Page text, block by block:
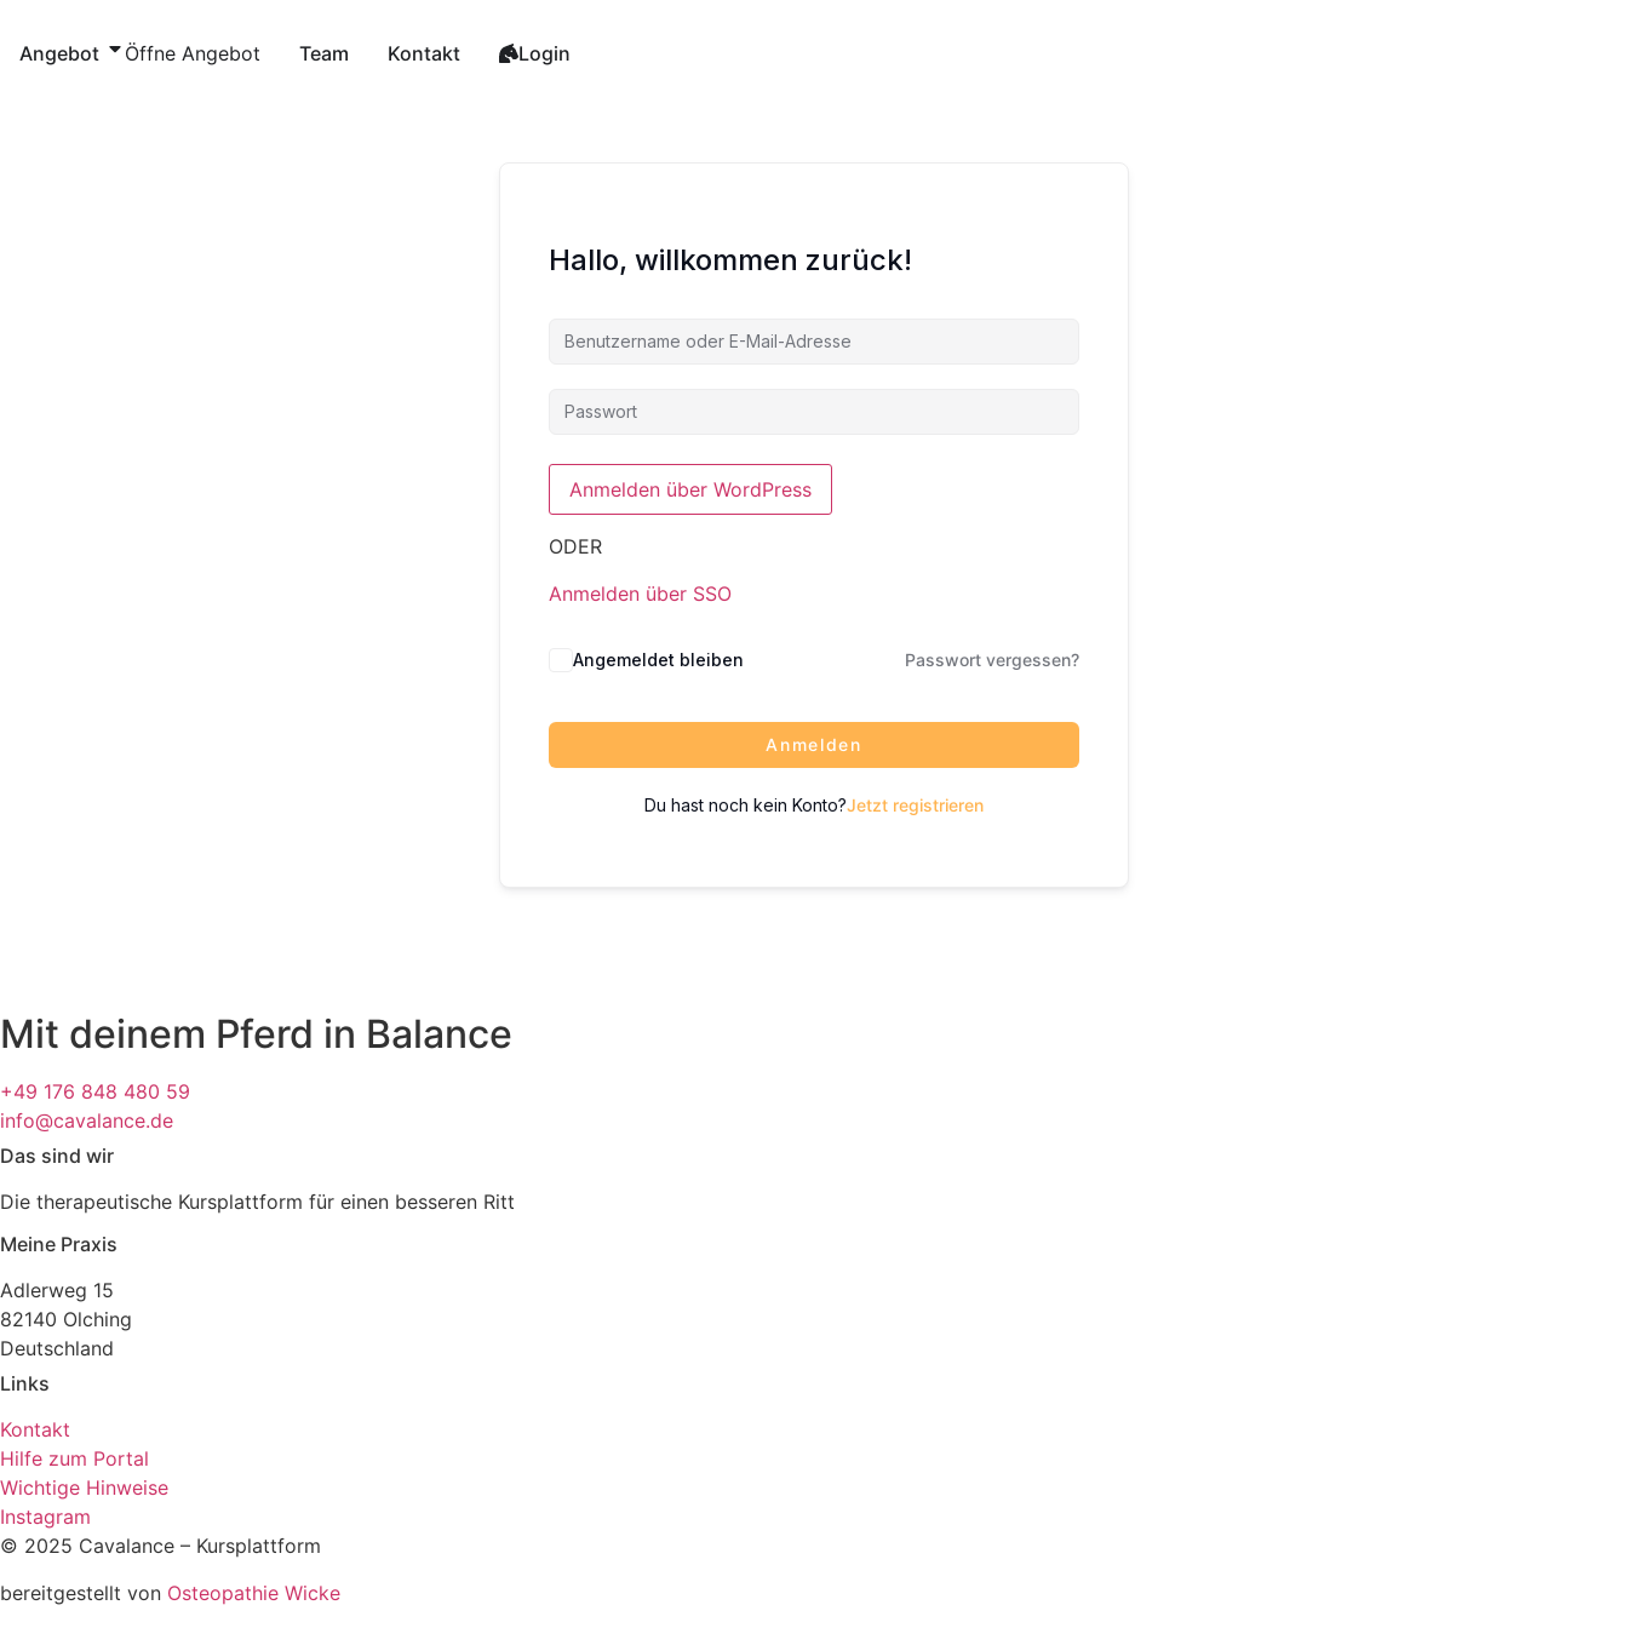
Inhalt
springen
Angebot Öffne Angebot Team Kontakt Login
Hallo, willkommen zurück!
ODER
Anmelden über SSO
Angemeldet bleiben Passwort vergessen?
Anmelden
Du hast noch kein Konto?Jetzt registrieren
Mit deinem Pferd in Balance
+49 176 848 480 59
info@cavalance.de
Das sind wir
Die therapeutische Kursplattform für einen besseren Ritt
Meine Praxis
Adlerweg 15
82140 Olching
Deutschland
Links
Kontakt
Hilfe zum Portal
Wichtige Hinweise
Instagram
© 2025 Cavalance – Kursplattform
bereitgestellt von Osteopathie Wicke